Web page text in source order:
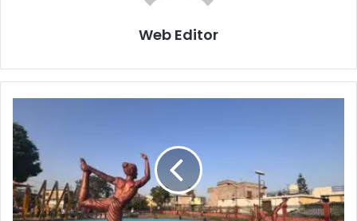
Web Editor